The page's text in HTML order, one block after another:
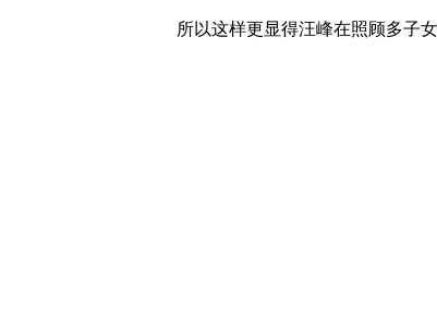
所以这样更显得汪峰在照顾多子